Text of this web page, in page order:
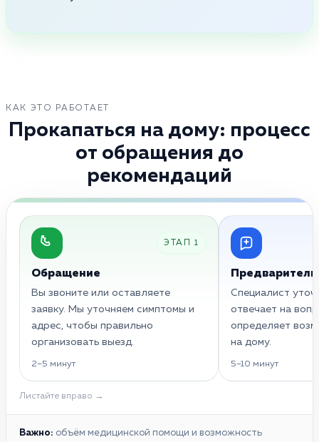
КАК ЭТО РАБОТАЕТ
Прокапаться на дому: процесс
от обращения до
рекомендаций
ЭТАП 1
Обращение
Вы звоните или оставляете
заявку. Мы уточняем симптомы и
адрес, чтобы правильно
организовать выезд.
2–5 минут
Специалист
отвечает на
определяет
на дому.
5–10 минут
Листайте вправо →
Важно: объём медицинской помощи и возможность